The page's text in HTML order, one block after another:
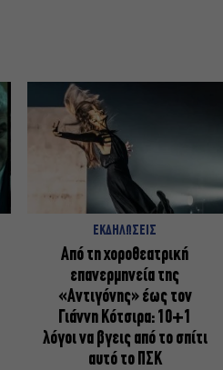
ΕΚΔΗΛΩΣΕΙΣ
Από τη χοροθεατρική
επανερμηνεία της
«Αντιγόνης» έως τον
Γιάννη Κότσιρα: 10+1
λόγοι να βγεις από το σπίτι
αυτό το ΠΣΚ